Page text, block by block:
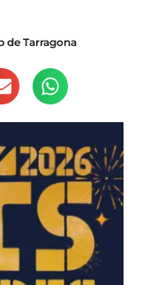
de Tarragona